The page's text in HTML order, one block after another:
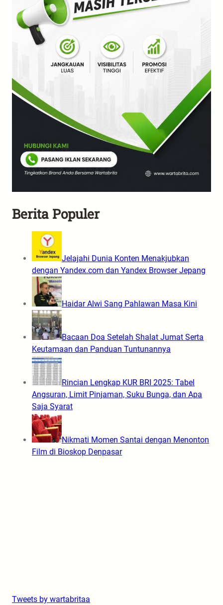
Berita Populer
Jelajahi Dunia Konten Menakjubkan
dengan Yandex.com dan Yandex Browser Jepang
Haidar Alwi Sang Pahlawan Masa Kini
Bacaan Doa Setelah Shalat Jumat Serta
Keutamaan dan Panduan Tuntunannya
Rincian Lengkap KUR BRI 2025: Tabel
Angsuran, Limit Pinjaman, Suku Bunga, dan Apa
Saja Syarat
Nikmati Momen Santai dengan Menonton
Film di Bioskop Denpasar
Tweets by wartabritaa